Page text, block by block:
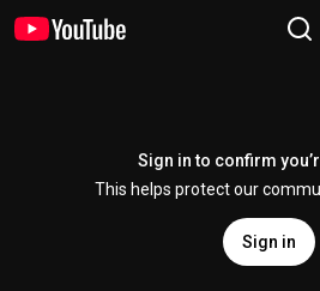
Sign in to confirm
This helps protect our
Sign in